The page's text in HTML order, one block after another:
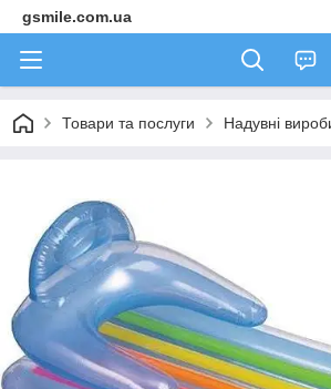
gsmile.com.ua
Товари та послуги Надувні